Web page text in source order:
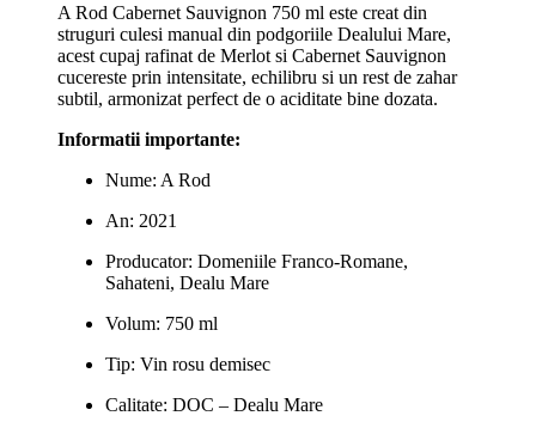
A Rod Cabernet Sauvignon 750 ml este creat din
struguri culesi manual din podgoriile Dealului Mare,
acest cupaj rafinat de Merlot si Cabernet Sauvignon
cucereste prin intensitate, echilibru si un rest de zahar
subtil, armonizat perfect de o aciditate bine dozata.
Informatii importante:
Nume: A Rod
An: 2021
Producator: Domeniile Franco-Romane,
Sahateni, Dealu Mare
Volum: 750 ml
Tip: Vin rosu demisec
Calitate: DOC – Dealu Mare